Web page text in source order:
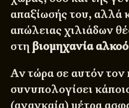
απαξίωσής του, αλλά
απώλειας χιλιάδων
στη βιομηχανία
Αν τώρα σε αυτόν τον
συνυπολογίσει
(αναγκαία) μέτρα